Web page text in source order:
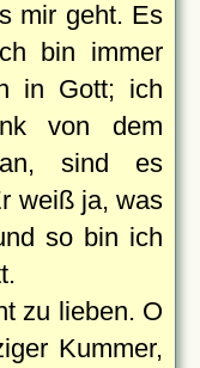
mir geht. Es
bin immer
in Gott; ich
von dem
an, sind es
weiß ja, was
so bin ich
zu lieben. O
Kummer,